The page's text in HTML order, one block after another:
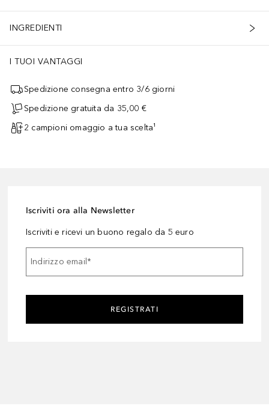
INGREDIENTI
I TUOI VANTAGGI
Spedizione consegna entro 3/6 giorni
Spedizione gratuita da 35,00 €
2 campioni omaggio a tua scelta¹
Iscriviti ora alla Newsletter
Iscriviti e ricevi un buono regalo da 5 euro
Indirizzo email*
REGISTRATI